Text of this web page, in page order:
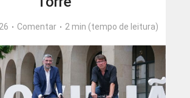
Comentar 2 min (tempo de leitura)